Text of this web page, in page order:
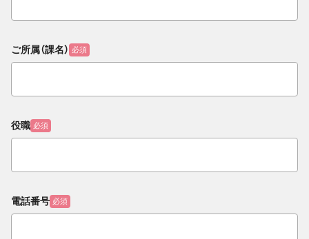
ご所属（課名） 必須
役職 必須
電話番号 必須